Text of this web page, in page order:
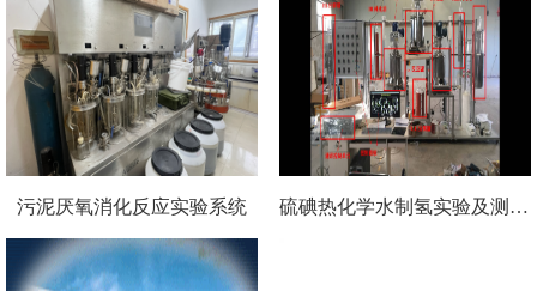
污泥厌氧消化反应实验系统 硫碘热化学水制氢实验及测试系统平台